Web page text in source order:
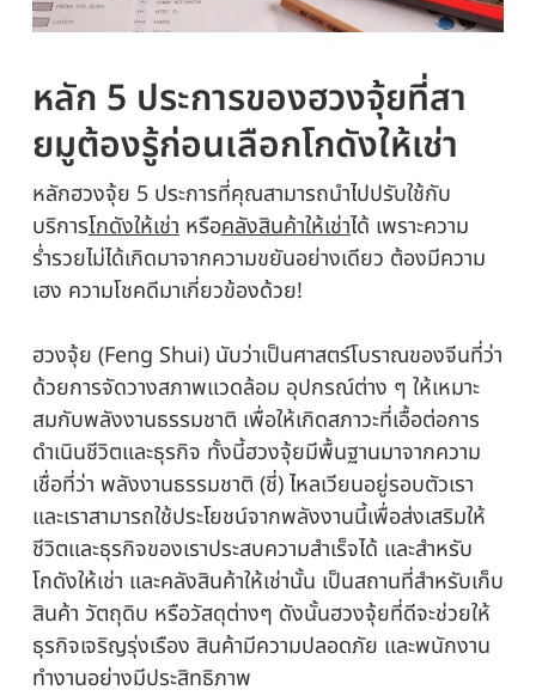
หลัก 5 ประการของฮวงจุ้ยที่สา
ยมูต้องรู้ก่อนเลือกโกดังให้เช่า
หลักฮวงจุ้ย 5 ประการที่คุณสามารถนำไปปรับใช้กับ
บริการโกดังให้เช่าหรือคลังสินค้าให้เช่าได้ เพราะความ
ร่ำรวยไม่ได้เกิดมาจากความขยันอย่างเดียว ต้องมีความ
เฮง ความโชคดีมาเกี่ยวข้องด้วย!
ฮวงจุ้ย (Feng Shui) นับว่าเป็นศาสตร์โบราณของจีนที่ว่า
ด้วยการจัดวางสภาพแวดล้อม อุปกรณ์ต่าง ๆ ให้เหมาะ
สมกับพลังงานธรรมชาติ เพื่อให้เกิดสภาวะที่เอื้อต่อการ
ดำเนินชีวิตและธุรกิจ ทั้งนี้ฮวงจุ้ยมีพื้นฐานมาจากความ
เชื่อที่ว่า พลังงานธรรมชาติ (ชี่) ไหลเวียนอยู่รอบตัวเรา
และเราสามารถใช้ประโยชน์จากพลังงานนี้เพื่อส่งเสริมให้
ชีวิตและธุรกิจของเราประสบความสำเร็จได้ และสำหรับ
โกดังให้เช่า และคลังสินค้าให้เช่านั้น เป็นสถานที่สำหรับเก็บ
สินค้า วัตถุดิบ หรือวัสดุต่างๆ ดังนั้นฮวงจุ้ยที่ดีจะช่วยให้
ธุรกิจเจริญรุ่งเรือง สินค้ามีความปลอดภัย และพนักงาน
ทำงานอย่างมีประสิทธิภาพ